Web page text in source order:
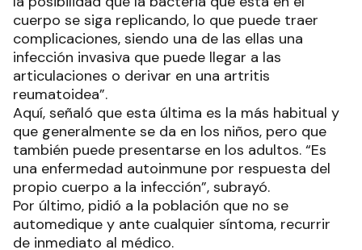
cuerpo se siga replicando, lo que puede traer
complicaciones, siendo una de las ellas una
infección invasiva que puede llegar a las
articulaciones o derivar en una artritis
reumatoidea”.
Aquí, señaló que esta última es la más habitual y
que generalmente se da en los niños, pero que
también puede presentarse en los adultos. “Es
una enfermedad autoinmune por respuesta del
propio cuerpo a la infección”, subrayó.
Por último, pidió a la población que no se
automedique y ante cualquier síntoma, recurrir
de inmediato al médico.